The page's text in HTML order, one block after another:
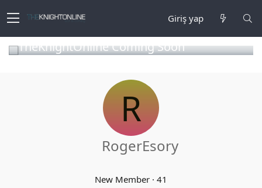
Giriş yap
TheKnightOnline Coming Soon
R
RogerEsory
New Member · 41